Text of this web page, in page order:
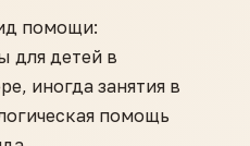
помощи:
для детей в
иногда занятия в
помощь